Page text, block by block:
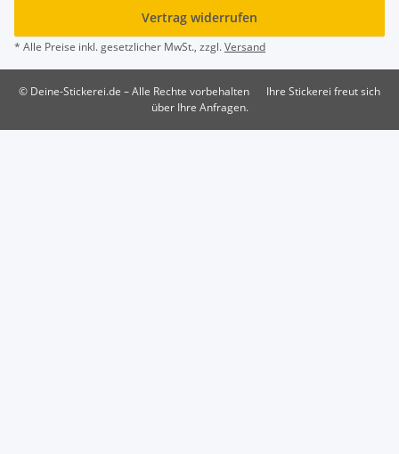
Vertrag widerrufen
* Alle Preise inkl. gesetzlicher MwSt., zzgl.Versand
© Deine-Stickerei.de – Alle Rechte vorbehalten
Ihre Stickerei freut sich
über Ihre Anfragen.